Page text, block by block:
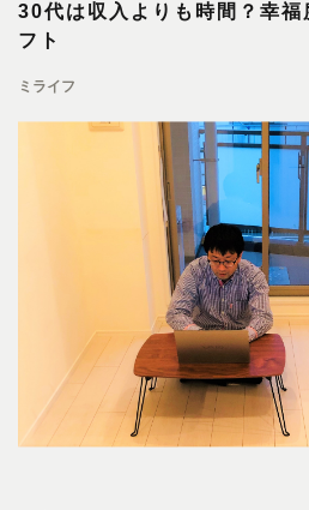
30代は収入よりも時間？幸福
フト
ミライフ